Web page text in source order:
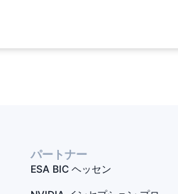
パートナー
ESA BIC ヘッセン